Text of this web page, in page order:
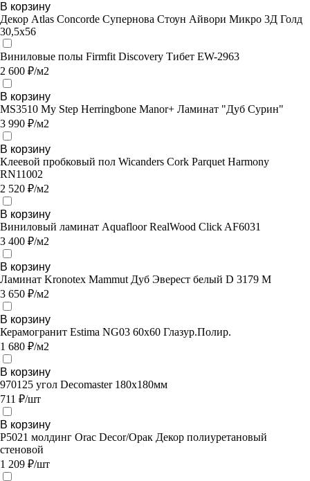
В корзину
Декор Atlas Concorde Супернова Стоун Айвори Микро 3Д Голд
30,5х56
Виниловые полы Firmfit Discovery Тибет EW-2963
2 600 ₽/м2
В корзину
MS3510 My Step Herringbone Manor+ Ламинат "Дуб Сурин"
3 990 ₽/м2
В корзину
Клеевой пробковый пол Wicanders Cork Parquet Harmony
RN11002
2 520 ₽/м2
В корзину
Виниловый ламинат Aquafloor RealWood Click AF6031
3 400 ₽/м2
В корзину
Ламинат Kronotex Mammut Дуб Эверест белый D 3179 M
3 650 ₽/м2
В корзину
Керамогранит Estima NG03 60x60 Глазур.Полир.
1 680 ₽/м2
В корзину
970125 угол Decomaster 180х180мм
711 ₽/шт
В корзину
P5021 молдинг Orac Decor/Орак Декор полиуретановый
стеновой
1 209 ₽/шт